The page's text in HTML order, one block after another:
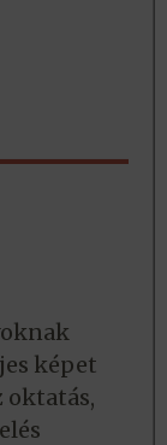
képet
oktatás,